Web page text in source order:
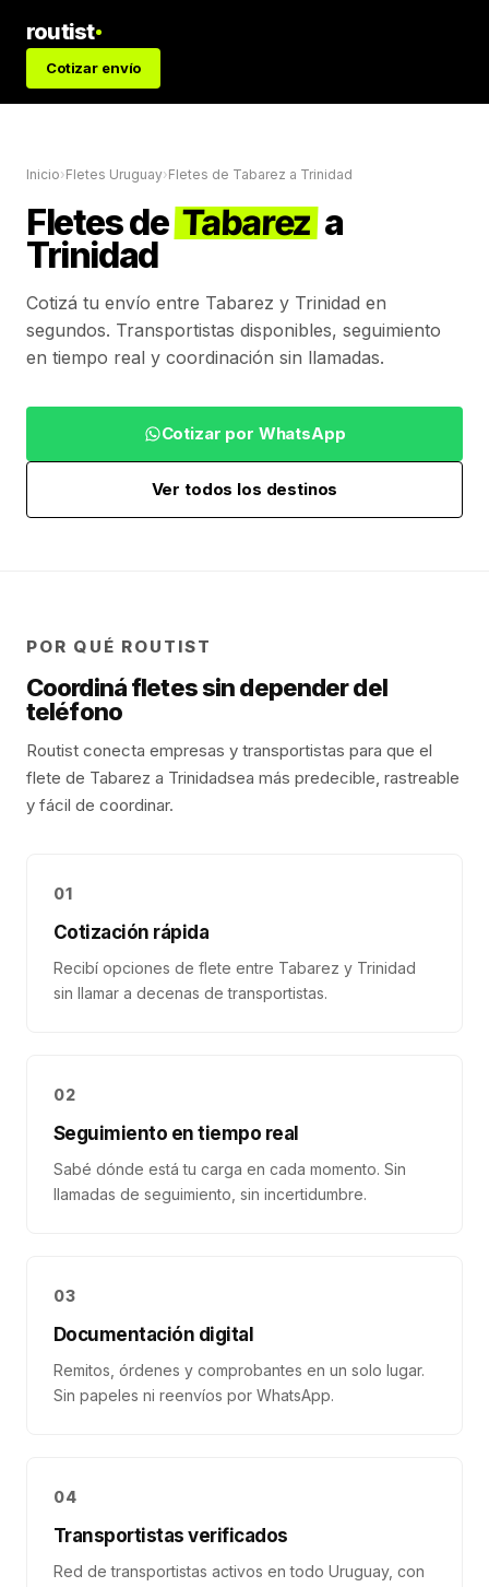
routist
Cotizar envío
Inicio›Fletes Uruguay›Fletes de Tabarez a Trinidad
Fletes de Tabarez a
Trinidad
Cotizá tu envío entre Tabarez y Trinidad en
segundos. Transportistas disponibles, seguimiento
en tiempo real y coordinación sin llamadas.
Cotizar por WhatsApp
Ver todos los destinos
POR QUÉ ROUTIST
Coordiná fletes sin depender del
teléfono
Routist conecta empresas y transportistas para que el
flete de Tabarez a Trinidadsea más predecible, rastreable
y fácil de coordinar.
01
Cotización rápida
Recibí opciones de flete entre Tabarez y Trinidad
sin llamar a decenas de transportistas.
02
Seguimiento en tiempo real
Sabé dónde está tu carga en cada momento. Sin
llamadas de seguimiento, sin incertidumbre.
03
Documentación digital
Remitos, órdenes y comprobantes en un solo lugar.
Sin papeles ni reenvíos por WhatsApp.
04
Transportistas verificados
Red de transportistas activos en todo Uruguay, con